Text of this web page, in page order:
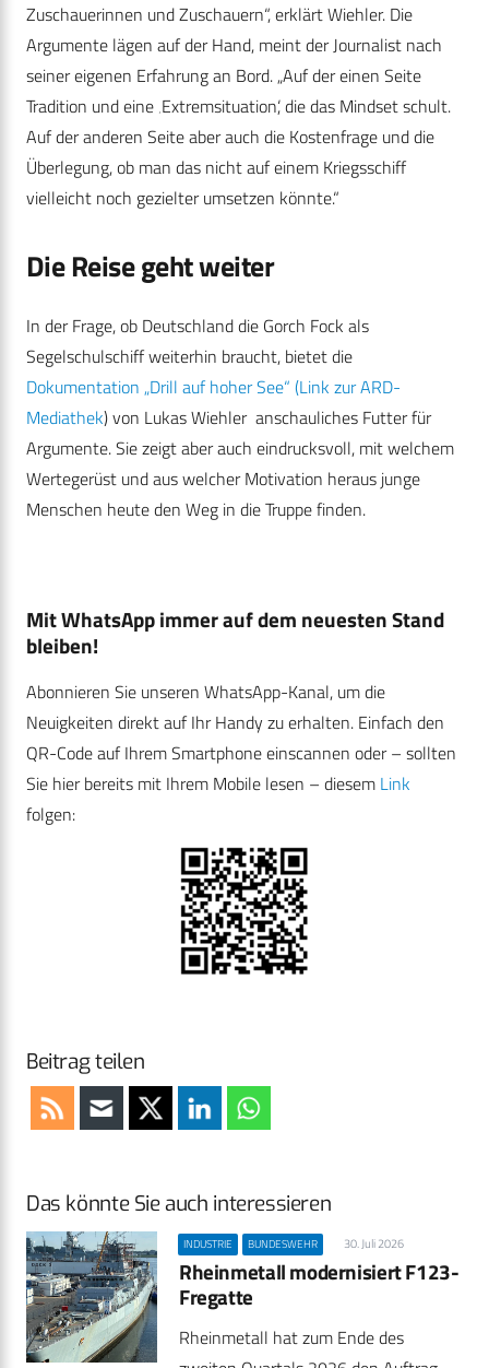
Zuschauerinnen und Zuschauern“, erklärt Wiehler. Die
Argumente lägen auf der Hand, meint der Journalist nach
seiner eigenen Erfahrung an Bord. „Auf der einen Seite
Tradition und eine ‚Extremsituation‘, die das Mindset schult.
Auf der anderen Seite aber auch die Kostenfrage und die
Überlegung, ob man das nicht auf einem Kriegsschiff
vielleicht noch gezielter umsetzen könnte.“
Die Reise geht weiter
In der Frage, ob Deutschland die Gorch Fock als
Segelschulschiff weiterhin braucht, bietet die
Dokumentation „Drill auf hoher See“ (Link zur ARD-
Mediathek) von Lukas Wiehler anschauliches Futter für
Argumente. Sie zeigt aber auch eindrucksvoll, mit welchem
Wertegerüst und aus welcher Motivation heraus junge
Menschen heute den Weg in die Truppe finden.
Mit WhatsApp immer auf dem neuesten Stand
bleiben!
Abonnieren Sie unseren WhatsApp-Kanal, um die
Neuigkeiten direkt auf Ihr Handy zu erhalten. Einfach den
QR-Code auf Ihrem Smartphone einscannen oder – sollten
Sie hier bereits mit Ihrem Mobile lesen – diesem Link
folgen:
Beitrag teilen
Das könnte Sie auch interessieren
INDUSTRIE BUNDESWEHR 30. Juli 2026
Rheinmetall modernisiert F123-
Fregatte
Rheinmetall hat zum Ende des